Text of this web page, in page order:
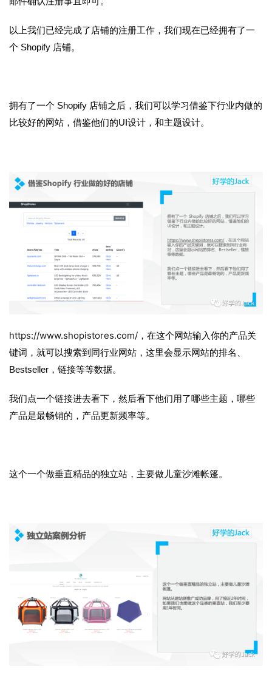
以上我们已经完成了店铺的注册工作，我们现在已经拥有了一
个 Shopify 店铺。
拥有了一个 Shopify 店铺之后，我们可以学习借鉴下行业内做的
比较好的网站，借鉴他们的UI设计，和主题设计。
https://www.shopistores.com/ ，在这个网站输入你的产品关
键词，就可以搜索到同行业网站，这里会显示网站的排名、
Bestseller，链接等等数据。
我们点一个链接进去看下，然后看下他们用了哪些主题，哪些
产品是最畅销的，产品更新频率等。
这个一个做垂直精品的独立站，主要做儿童沙滩帐篷。